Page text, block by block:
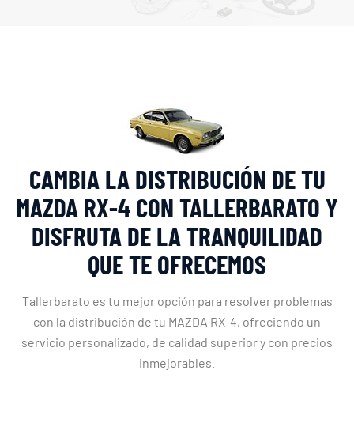
CAMBIA LA DISTRIBUCIÓN DE TU
MAZDA RX-4 CON TALLERBARATO Y
DISFRUTA DE LA TRANQUILIDAD
QUE TE OFRECEMOS
Tallerbarato es tu mejor opción para resolver problemas
con la distribución de tu MAZDA RX-4, ofreciendo un
servicio personalizado, de calidad superior y con precios
inmejorables.